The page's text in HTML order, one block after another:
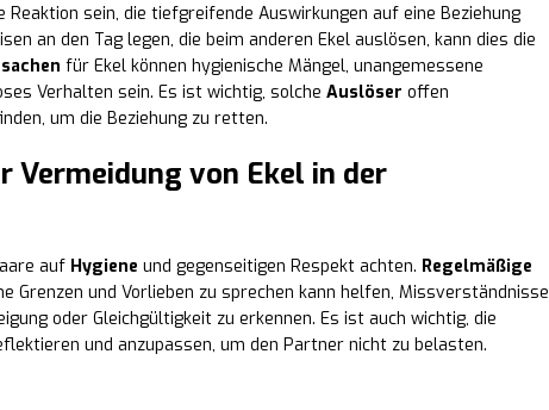
sein, die tiefgreifende Auswirkungen auf eine Beziehung
an den Tag legen, die beim anderen Ekel auslösen, kann dies die
für Ekel können hygienische Mängel, unangemessene
Verhalten sein. Es ist wichtig, solche Auslöser offen
um die Beziehung zu retten.
Vermeidung von Ekel in der
auf Hygiene und gegenseitigen Respekt achten. Regelmäßige
Grenzen und Vorlieben zu sprechen kann helfen, Missverständnisse
oder Gleichgültigkeit zu erkennen. Es ist auch wichtig, die
und anzupassen, um den Partner nicht zu belasten.